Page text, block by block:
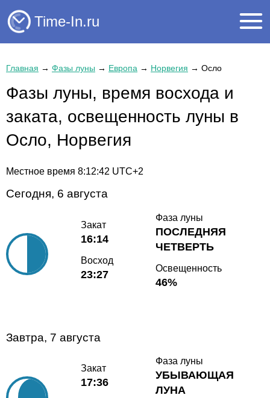
Time-In.ru
Главная → Фазы луны → Европа → Норвегия → Осло
Фазы луны, время восхода и
заката, освещенность луны в
Осло, Норвегия
Местное время 8:12:43 UTC+2
Сегодня, 6 августа
Закат
16:14
Восход
23:27
Фаза луны
ПОСЛЕДНЯЯ
ЧЕТВЕРТЬ
Освещенность
46%
Завтра, 7 августа
Закат
17:36
Фаза луны
УБЫВАЮЩАЯ
ЛУНА